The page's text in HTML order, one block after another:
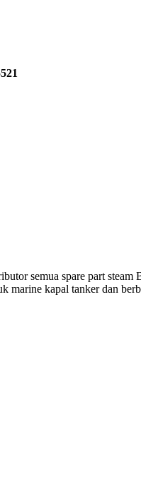
semua spare part
kapal tanker dan